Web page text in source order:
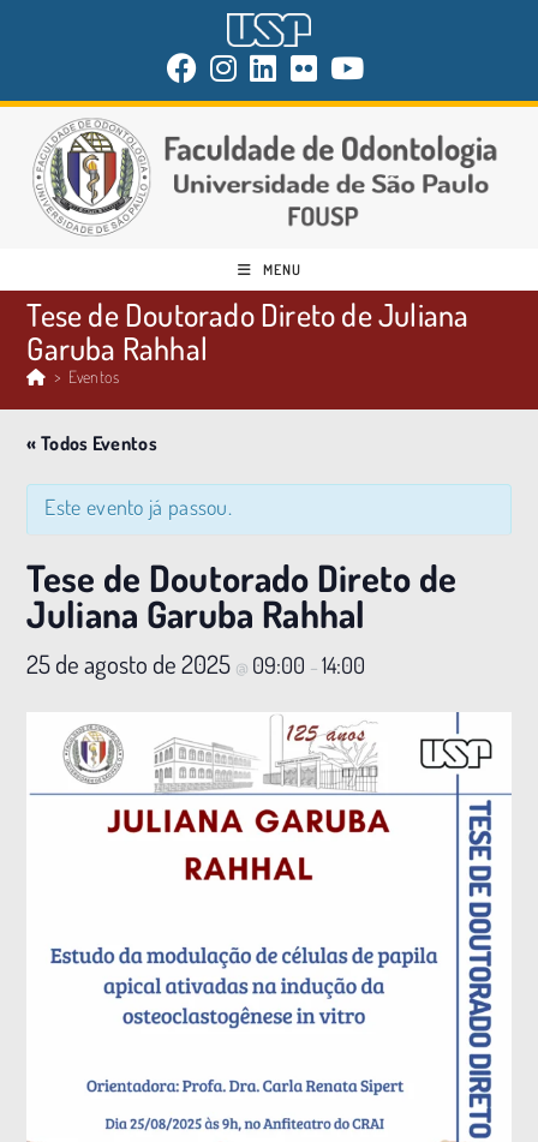
MENU
Tese de Doutorado Direto de Juliana
Garuba Rahhal
> Eventos
« Todos Eventos
Este evento já passou.
Tese de Doutorado Direto de
Juliana Garuba Rahhal
25 de agosto de 2025 @ 09:00 –14:00